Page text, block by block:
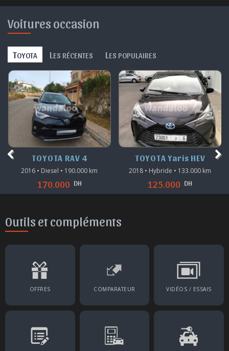
Voitures occasion
TOYOTA L ES RÉCENTES L ES POPULAIRES
TOYOTA RAV 4
2016 • Diesel • 190.000 km
170.000 DH
TOYOTA Yaris HEV
2018 • Hybride • 133.000 km
125.000 DH
Outils et compléments
OFFRES COMPARATEUR VIDÉOS / ESSAIS